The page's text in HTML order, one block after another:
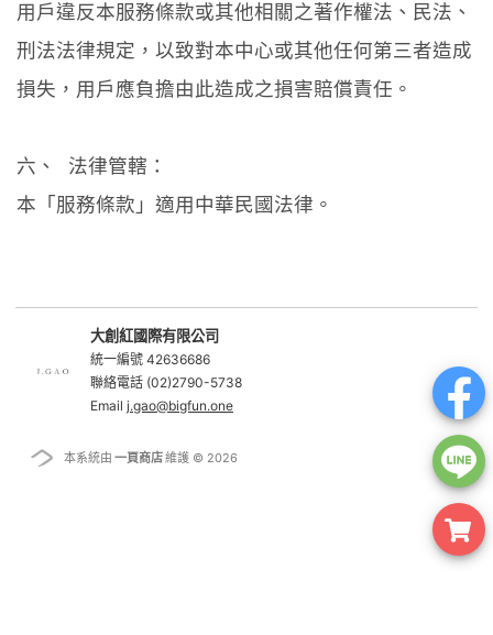
用戶違反本服務條款或其他相關之著作權法、民法、
刑法法律規定，以致對本中心或其他任何第三者造成
損失，用戶應負擔由此造成之損害賠償責任。
六、 法律管轄：
本「服務條款」適用中華民國法律。
大創紅國際有限公司
統一編號 42636686
聯絡電話 (02)2790-5738
Email j.gao@bigfun.one
本系統由 一頁商店維護 © 2026